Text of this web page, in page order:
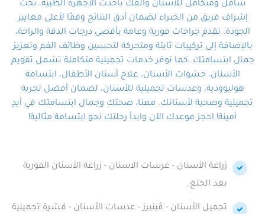
في أيد أمينة تلبي احتياجاتك بكل
احترافية ودقة.
شامل ومتكامل للأسنان والفكّ بأحدث الأجهزة الطبية، تحت
إشراف فريق من الخبراء لضمان أدق النتائج وفقًا لأعلى معايير
الجودة. نقدم جراحات فورية وعامة بأقصى درجات الدقة والراحة،
بالإضافة إلى تركيبات ثابتة ومتحركة لتحسين وظائف الفم وتعزيز
جمال ابتسامتك. كما نوفر خدمات تجميلية متكاملة تشمل تقويم
الأسنان، حشوات الأسنان، علاج أسنان الأطفال، ابتسامة
هوليوودية، وعدسات تجميلية للأسنان، لضمان أفضل تجربة
تجميلية وصحية لأسنانك. معنا، صحتك وجمال ابتسامتك في أيدٍ
أمينة! احجز موعدك الآن وابدأ رحلتك نحو ابتسامة مثالية!
زراعة الأسنان - غرسات الاسنان - زراعة الأسنان الفورية
بعد الخلع.
تجميل الأسنان - ڤينيرز - عدسات الأسنان - قشرة تجميلية